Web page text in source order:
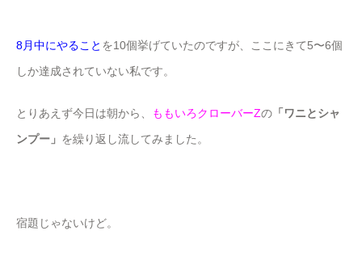
8月中にやること を10個挙げていたのですが、ここにきて5〜6個
しか達成されていない私です。
とりあえず今日は朝から、 ももいろクローバーZの 「ワニとシャ
ンプー」 を繰り返し流してみました。
宿題じゃないけど。